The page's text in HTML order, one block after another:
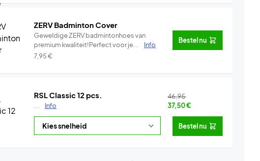
ZERV Badminton Cover
Geweldige ZERV badmintonhoes van
premium kwaliteit!Perfect voor je...
Info
7,95€
Bestel nu
RSL Classic 12 pcs.
Info
46,95
37,50€
Bestel nu